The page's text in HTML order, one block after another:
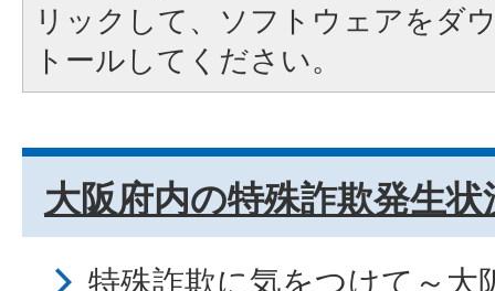
リックして、ソフトウェアをダ
トールしてください。
大阪府内の特殊詐欺発生状
特殊詐欺に気をつけて～大